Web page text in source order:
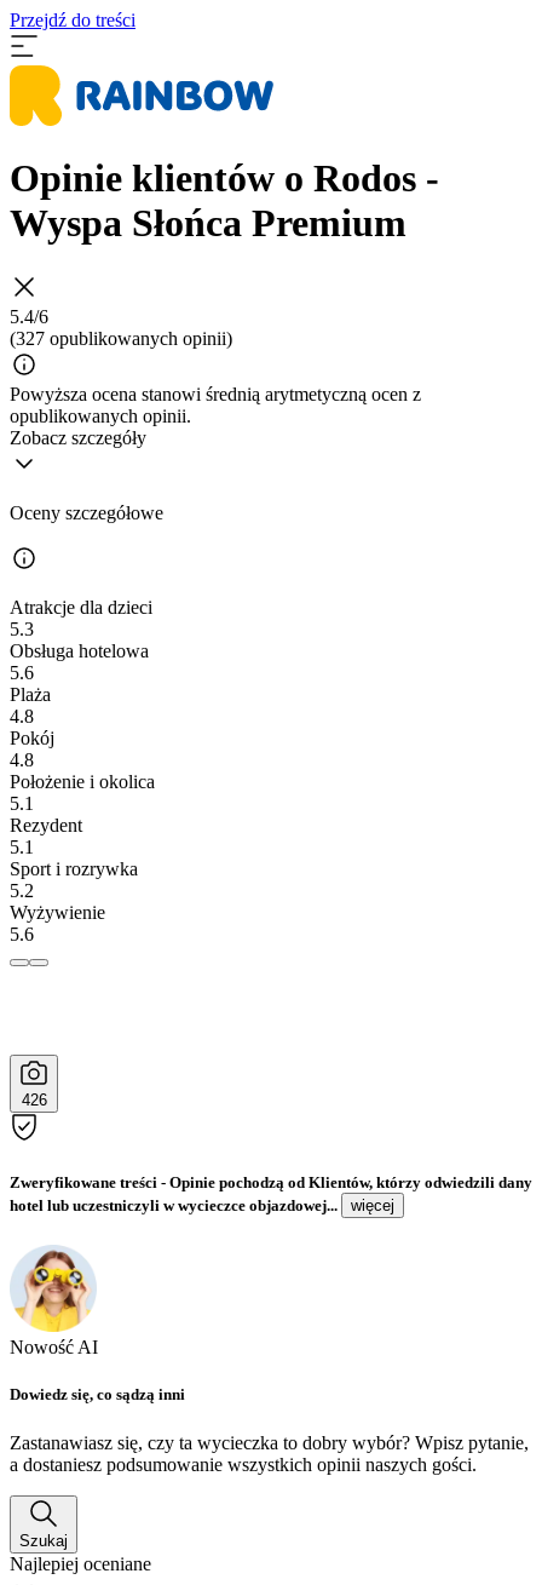
Przejdź do treści
Opinie klientów o Rodos -
Wyspa Słońca Premium
5.4/6
(327 opublikowanych opinii)
Powyższa ocena stanowi średnią arytmetyczną ocen z
opublikowanych opinii.
Zobacz szczegóły
Oceny szczegółowe
Atrakcje dla dzieci
5.3
Obsługa hotelowa
5.6
Plaża
4.8
Pokój
4.8
Położenie i okolica
5.1
Rezydent
5.1
Sport i rozrywka
5.2
Wyżywienie
5.6
426
Zweryfikowane treści - Opinie pochodzą od Klientów, którzy odwiedzili dany
hotel lub uczestniczyli w wycieczce objazdowej...
więcej
Nowość AI
Dowiedz się, co sądzą inni
Zastanawiasz się, czy ta wycieczka to dobry wybór? Wpisz pytanie,
a dostaniesz podsumowanie wszystkich opinii naszych gości.
Szukaj
Najlepiej oceniane